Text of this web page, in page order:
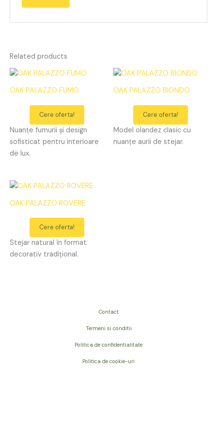
Related products
OAK PALAZZO FUMO
Cere oferta!
Nuanțe fumurii și design
sofisticat pentru interioare
de lux.
OAK PALAZZO BIONDO
Cere oferta!
Model olandez clasic cu
nuanțe aurii de stejar.
OAK PALAZZO ROVERE
Cere oferta!
Stejar natural în format
decorativ tradițional.
Contact
Termeni si conditii
Politica de confidentialitate
Politica de cookie-uri